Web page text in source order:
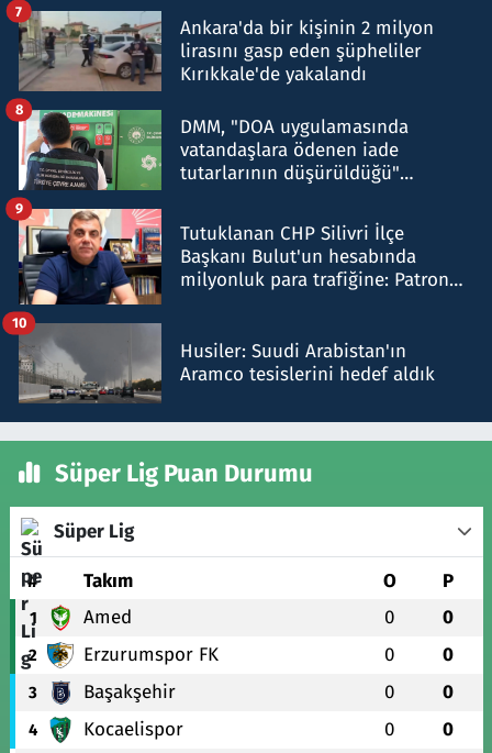
Ankara'da bir kişinin 2 milyon
lirasını gasp eden şüpheliler
Kırıkkale'de yakalandı
7
DMM, "DOA uygulamasında
vatandaşlara ödenen iade
tutarlarının düşürüldüğü"
8
Tutuklanan CHP Silivri İlçe
Başkanı Bulut'un hesabında
milyonluk para trafiğine: Patron
9
Husiler: Suudi Arabistan'ın
Aramco tesislerini hedef aldık
10
Süper Lig Puan Durumu
Süper Lig
# Takım O P
1 Amed 0 0
2 Erzurumspor FK 0 0
3 Başakşehir 0 0
4 Kocaelispor 0 0